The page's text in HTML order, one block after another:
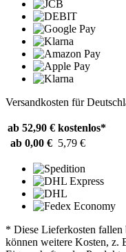
Versandkosten für
ab 52,90 € kostenlos*
ab 0,00 € 5,79 €
* Diese Lieferkosten fallen
können weitere Kosten, z.